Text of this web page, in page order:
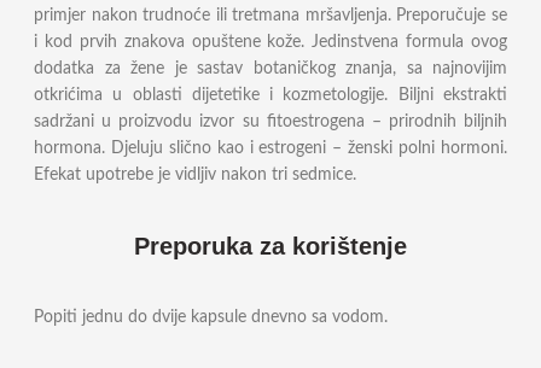
primjer nakon trudnoće ili tretmana mršavljenja. Preporučuje se
i kod prvih znakova opuštene kože. Jedinstvena formula ovog
dodatka za žene je sastav botaničkog znanja, sa najnovijim
otkrićima u oblasti dijetetike i kozmetologije. Biljni ekstrakti
sadržani u proizvodu izvor su fitoestrogena – prirodnih biljnih
hormona. Djeluju slično kao i estrogeni – ženski polni hormoni.
Efekat upotrebe je vidljiv nakon tri sedmice.
Preporuka za korištenje
Popiti jednu do dvije kapsule dnevno sa vodom.